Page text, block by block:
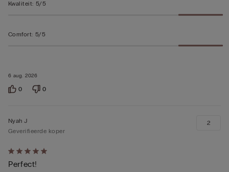
6 aug. 2026
Kwaliteit: 5/5
Comfort: 5/5
0 0
5
op
Nyah J
Geverifieerde koper
Perfect!
2